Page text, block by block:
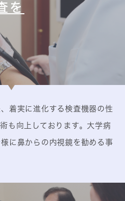
を
着実に進化する検査機器の性
も向上しております。大学病
に鼻からの内視鏡を勧める事